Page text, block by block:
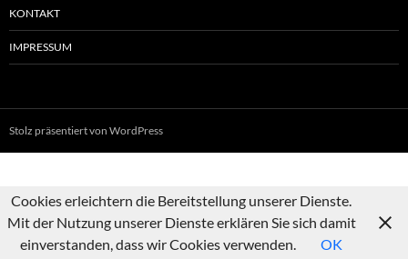
KONTAKT
IMPRESSUM
Stolz präsentiert von WordPress
Cookies erleichtern die Bereitstellung unserer Dienste.
Mit der Nutzung unserer Dienste erklären Sie sich damit
einverstanden, dass wir Cookies verwenden.
OK